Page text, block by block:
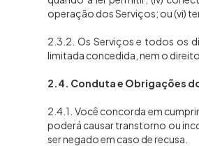
operação dos Serviços; ou (vi)
2.3.2. Os Serviços e todos os
limitada concedida, nem o
2.4. Conduta e Obrigações
2.4.1. Você concorda em
poderá causar transtorno ou
ser negado em caso de recusa.